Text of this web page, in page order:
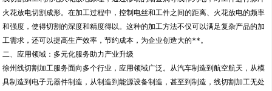
火花放电切割成形。在加工过程中，控制电丝和工件之间的距离、火花放电的频率
和强度，使得切割的深度和精度得以。这种的加工方法不仅可以满足复杂产品的加
工需求，还可以提高生产效率，节约成本，为企业创造大的**。
二、应用领域：多元化服务助力产业升级
徐州线切割加工服务面向多个行业，应用领域广泛。从汽车制造到航空航天，从模
具制造到电子元器件制造，从制造到能源设备制造，甚至到制造，线切割加工无处